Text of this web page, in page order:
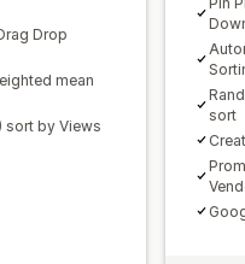
Drop
mean
sort by Views
sort